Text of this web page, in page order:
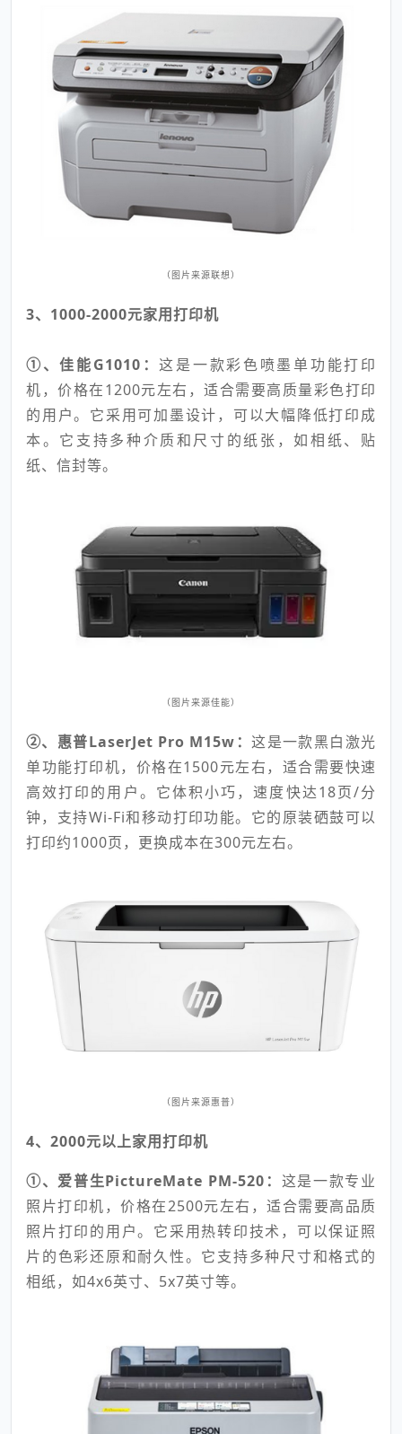
（图片来源联想）
3、1000-2000元家用打印机
①、佳能G1010：这是一款彩色喷墨单功能打印
机，价格在1200元左右，适合需要高质量彩色打印
的用户。它采用可加墨设计，可以大幅降低打印成
本。它支持多种介质和尺寸的纸张，如相纸、贴
纸、信封等。
（图片来源佳能）
②、惠普LaserJet Pro M15w：这是一款黑白激光
单功能打印机，价格在1500元左右，适合需要快速
高效打印的用户。它体积小巧，速度快达18页/分
钟，支持Wi-Fi和移动打印功能。它的原装硒鼓可以
打印约1000页，更换成本在300元左右。
（图片来源惠普）
4、2000元以上家用打印机
①、爱普生PictureMate PM-520： 这是一款专业
照片打印机，价格在2500元左右，适合需要高品质
照片打印的用户。它采用热转印技术，可以保证照
片的色彩还原和耐久性。它支持多种尺寸和格式的
相纸，如4x6英寸、5x7英寸等。